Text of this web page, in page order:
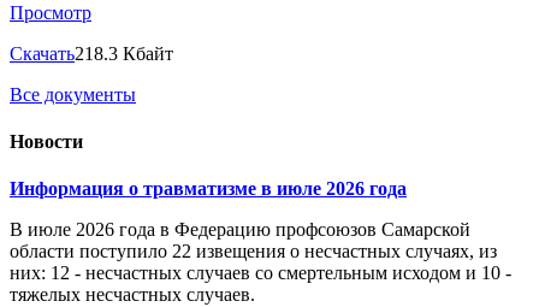
Просмотр
Скачать218.3 Кбайт
Все документы
Новости
Информация о травматизме в июле 2026 года
В июле 2026 года в Федерацию профсоюзов Самарской
области поступило 22 извещения о несчастных случаях, из
них: 12 - несчастных случаев со смертельным исходом и 10 -
тяжелых несчастных случаев.